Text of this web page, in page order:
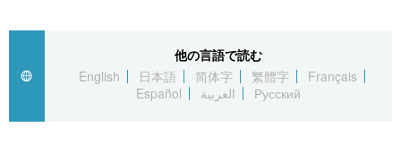
العربية
社会
文化
科学・技術
お知らせ
他の言語で読む
English
日本語 简体字 繁體字
Français
Español
العربية Русский